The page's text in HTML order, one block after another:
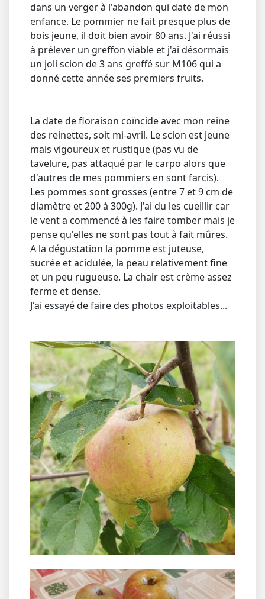
dans un verger à l'abandon qui date de mon
enfance. Le pommier ne fait presque plus de
bois jeune, il doit bien avoir 80 ans. J'ai réussi
à prélever un greffon viable et j'ai désormais
un joli scion de 3 ans greffé sur M106 qui a
donné cette année ses premiers fruits.
La date de floraison coïncide avec mon reine
des reinettes, soit mi-avril. Le scion est jeune
mais vigoureux et rustique (pas vu de
tavelure, pas attaqué par le carpo alors que
d'autres de mes pommiers en sont farcis).
Les pommes sont grosses (entre 7 et 9 cm de
diamètre et 200 à 300g). J'ai du les cueillir car
le vent a commencé à les faire tomber mais je
pense qu'elles ne sont pas tout à fait mûres.
A la dégustation la pomme est juteuse,
sucrée et acidulée, la peau relativement fine
et un peu rugueuse. La chair est crème assez
ferme et dense.
J'ai essayé de faire des photos exploitables...